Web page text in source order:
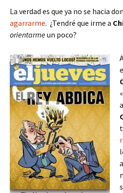
La verdad es que ya no se hacia
agarrarme. ¿Tendré que irme a
orientarmeun poco?
«